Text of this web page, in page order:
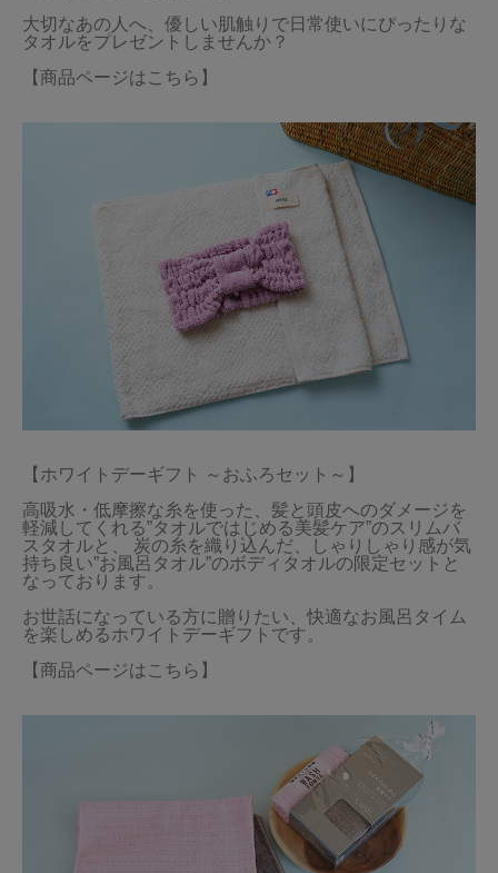
大切なあの人へ、優しい肌触りで日常使いにぴったりな
タオルをプレゼントしませんか？
【商品ページはこちら】
【ホワイトデーギフト ～おふろセット～】
高吸水・低摩擦な糸を使った、髪と頭皮へのダメージを
軽減してくれる”タオルではじめる美髪ケア”のスリムバ
スタオルと、 炭の糸を織り込んだ、しゃりしゃり感が気
持ち良い”お風呂タオル”のボディタオルの限定セットと
なっております。
お世話になっている方に贈りたい、快適なお風呂タイム
を楽しめるホワイトデーギフトです。
【商品ページはこちら】